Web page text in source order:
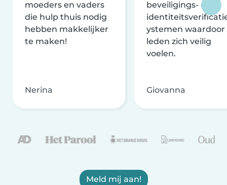
moeders en vaders
die hulp thuis nodig
hebben makkelijker
te maken!
Nerina
beveiligings- en
ystemen waardoor
leden zich veilig
voelen.
Giovanna
Meld mij aan!